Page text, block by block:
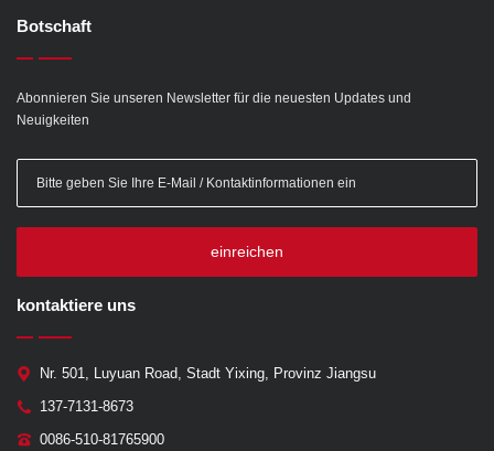
Botschaft
Abonnieren Sie unseren Newsletter für die neuesten Updates und
Neuigkeiten
einreichen
kontaktiere uns
Nr. 501, Luyuan Road, Stadt Yixing, Provinz Jiangsu
137-7131-8673
0086-510-81765900